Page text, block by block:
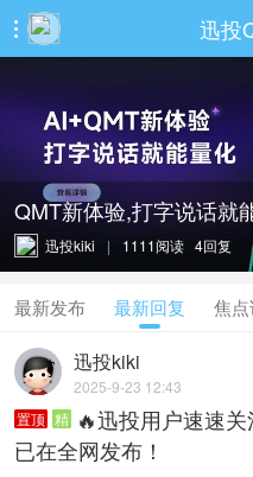
 迅投
QMT新体验,打字说话就
迅投kiki | 1111阅读 4回复
最新发布 最新回复 焦
迅投kiki
2025-9-23 12:43
置顶 精 🔥迅投用户速速
已在全网发布！